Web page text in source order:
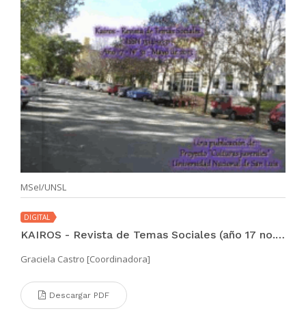
MSeI/UNSL
DIGITAL
KAIROS - Revista de Temas Sociales (año 17 no. 31 may 2013)
Graciela Castro [Coordinadora]
Descargar PDF